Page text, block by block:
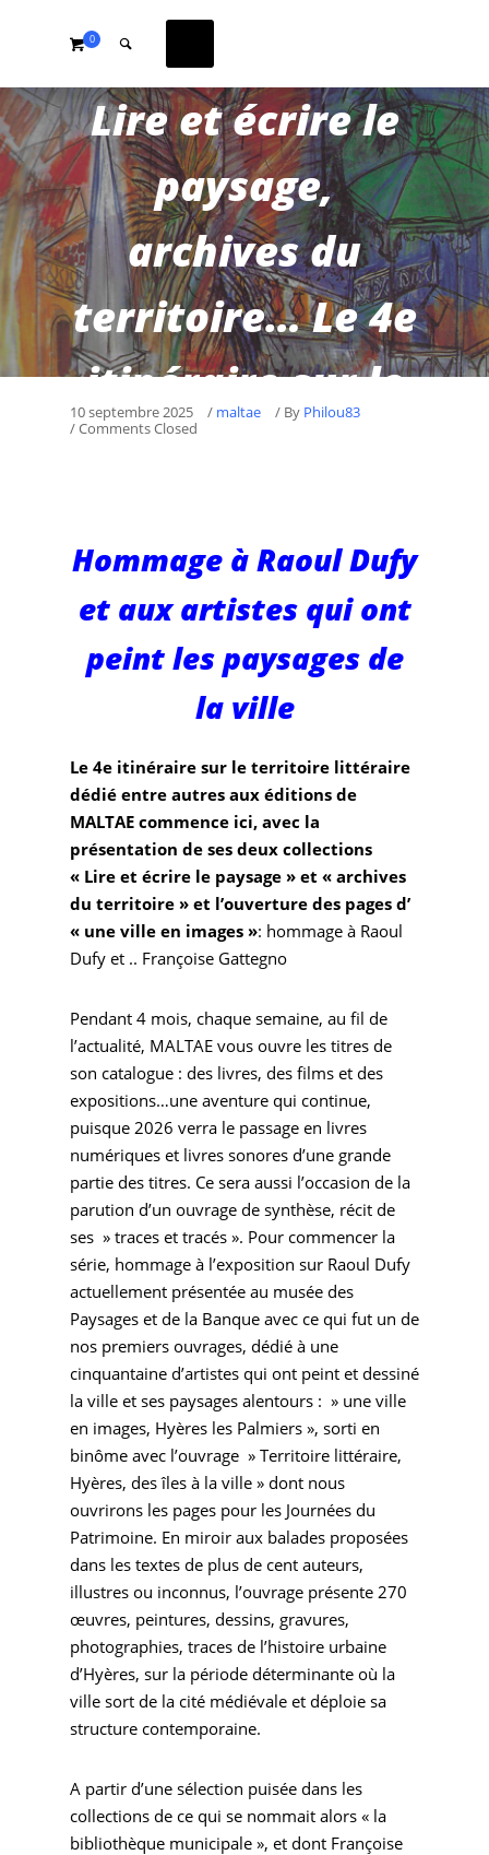
0
Lire et écrire le
paysage,
archives du
territoire… Le 4e
itinéraire sur le
territoire
commence ici et
aujourd’hui
10 septembre 2025 / maltae / By Philou83
/ Comments Closed
Hommage à Raoul Dufy
et aux artistes qui ont
peint les paysages de
la ville
Le 4e itinéraire sur le territoire littéraire
dédié entre autres aux éditions de
MALTAE commence ici, avec la
présentation de ses deux collections
« Lire et écrire le paysage » et « archives
du territoire » et l’ouverture des pages d’
« une ville en images »: hommage à Raoul
Dufy et .. Françoise Gattegno
Pendant 4 mois, chaque semaine, au fil de
l’actualité, MALTAE vous ouvre les titres de
son catalogue : des livres, des films et des
expositions…une aventure qui continue,
puisque 2026 verra le passage en livres
numériques et livres sonores d’une grande
partie des titres. Ce sera aussi l’occasion de la
parution d’un ouvrage de synthèse, récit de
ses » traces et tracés ». Pour commencer la
série, hommage à l’exposition sur Raoul Dufy
actuellement présentée au musée des
Paysages et de la Banque avec ce qui fut un de
nos premiers ouvrages, dédié à une
cinquantaine d’artistes qui ont peint et dessiné
la ville et ses paysages alentours : » une ville
en images, Hyères les Palmiers », sorti en
binôme avec l’ouvrage » Territoire littéraire,
Hyères, des îles à la ville » dont nous
ouvrirons les pages pour les Journées du
Patrimoine. En miroir aux balades proposées
dans les textes de plus de cent auteurs,
illustres ou inconnus, l’ouvrage présente 270
œuvres, peintures, dessins, gravures,
photographies, traces de l’histoire urbaine
d’Hyères, sur la période déterminante où la
ville sort de la cité médiévale et déploie sa
structure contemporaine.
A partir d’une sélection puisée dans les
collections de ce qui se nommait alors « la
bibliothèque municipale », et dont Françoise